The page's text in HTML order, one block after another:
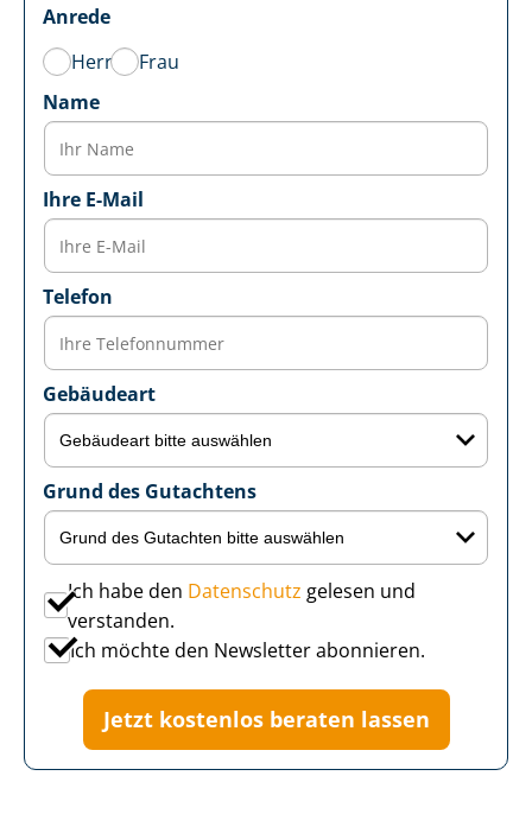
Anrede
Herr
Frau
Name
Ihre E-Mail
Telefon
Gebäudeart
Grund des Gutachtens
Ich habe den Datenschutz gelesen und
verstanden.
Ich möchte den Newsletter abonnieren.
Jetzt kostenlos beraten lassen